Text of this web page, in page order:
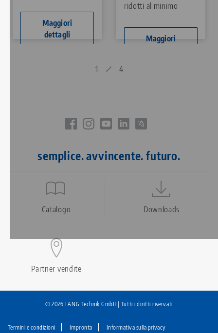
Maggiori
dettagli
ridotti al minimo
Maggiori
1
4
semplice. avvincente. futuro.
Quicklinks
FooterCatalogo Downloads
Partner vendite
Termini e condizioni Impronta
Informativa sulla privacy
© 2026 LANG Technik GmbH | Tutti i diritti riservati